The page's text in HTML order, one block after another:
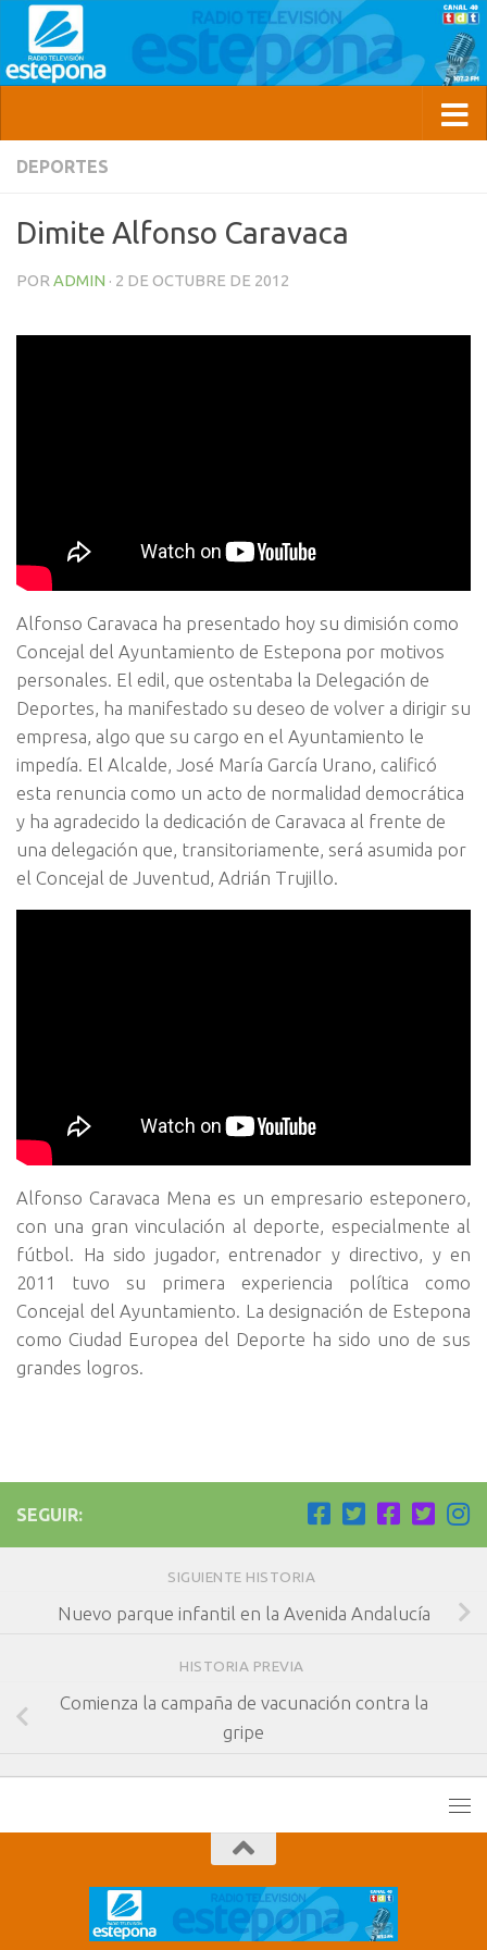
DEPORTES
Dimite Alfonso Caravaca
POR ADMIN · 2 DE OCTUBRE DE 2012
Alfonso Caravaca ha presentado hoy su dimisión como
Concejal del Ayuntamiento de Estepona por motivos
personales. El edil, que ostentaba la Delegación de
Deportes, ha manifestado su deseo de volver a dirigir su
empresa, algo que su cargo en el Ayuntamiento le
impedía. El Alcalde, José María García Urano, calificó
esta renuncia como un acto de normalidad democrática
y ha agradecido la dedicación de Caravaca al frente de
una delegación que, transitoriamente, será asumida por
el Concejal de Juventud, Adrián Trujillo.
Alfonso Caravaca Mena es un empresario esteponero,
con una gran vinculación al deporte, especialmente al
fútbol. Ha sido jugador, entrenador y directivo, y en
2011 tuvo su primera experiencia política como
Concejal del Ayuntamiento. La designación de Estepona
como Ciudad Europea del Deporte ha sido uno de sus
grandes logros.
SEGUIR:
SIGUIENTE HISTORIA
Nuevo parque infantil en la Avenida Andalucía
HISTORIA PREVIA
Comienza la campaña de vacunación contra la
gripe